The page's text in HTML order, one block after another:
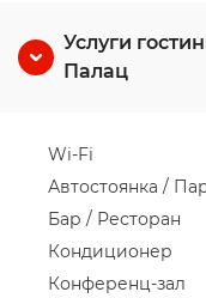
Услуги
Палац
Wi-Fi
Автостоянка /
Бар / Ресторан
Кондиционер
Конференц-зал